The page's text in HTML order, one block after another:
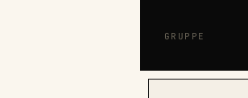
GRUPPE